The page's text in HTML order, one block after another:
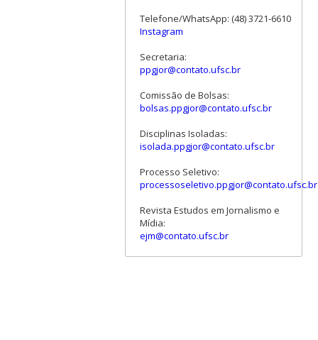
Telefone/WhatsApp: (48) 3721-6610
Instagram
Secretaria:
ppgjor@contato.ufsc.br
Comissão de Bolsas:
bolsas.ppgjor@contato.ufsc.br
Disciplinas Isoladas:
isolada.ppgjor@contato.ufsc.br
Processo Seletivo:
processoseletivo.ppgjor@contato.ufsc.br
Revista Estudos em Jornalismo e
Mídia:
ejm@contato.ufsc.br